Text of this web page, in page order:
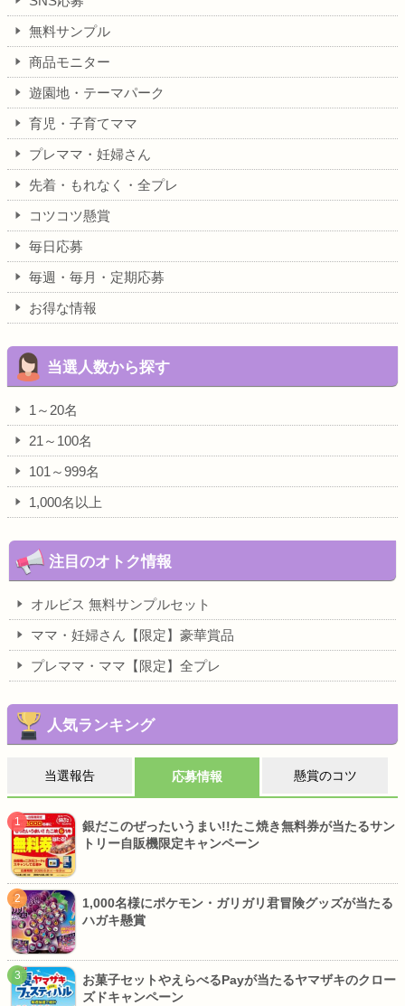
無料サンプル
商品モニター
遊園地・テーマパーク
育児・子育てママ
プレママ・妊婦さん
先着・もれなく・全プレ
コツコツ懸賞
毎日応募
毎週・毎月・定期応募
お得な情報
当選人数から探す
1～20名
21～100名
101～999名
1,000名以上
注目のオトク情報
オルビス 無料サンプルセット
ママ・妊婦さん【限定】豪華賞品
プレママ・ママ【限定】全プレ
人気ランキング
当選報告 応募情報 懸賞のコツ
銀だこのぜったいうまい!!たこ焼き無料券が当たるサン
トリー自販機限定キャンペーン
1,000名様にポケモン・ガリガリ君冒険グッズが当たる
ハガキ懸賞
お菓子セットやえらべるPayが当たるヤマザキのクロー
ズドキャンペーン